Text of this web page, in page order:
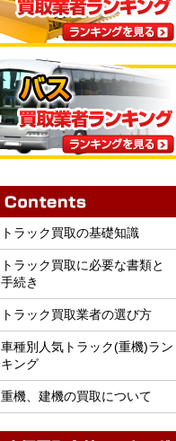
トラック買取の基礎知識
トラック買取に必要な書類と
手続き
トラック買取業者の選び方
車種別人気トラック(重機)ラン
キング
重機、建機の買取について